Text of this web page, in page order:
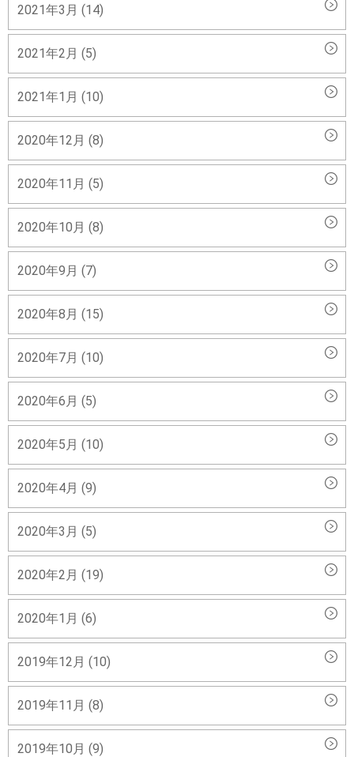
2021年3月 (14)
2021年2月 (5)
2021年1月 (10)
2020年12月 (8)
2020年11月 (5)
2020年10月 (8)
2020年9月 (7)
2020年8月 (15)
2020年7月 (10)
2020年6月 (5)
2020年5月 (10)
2020年4月 (9)
2020年3月 (5)
2020年2月 (19)
2020年1月 (6)
2019年12月 (10)
2019年11月 (8)
2019年10月 (9)